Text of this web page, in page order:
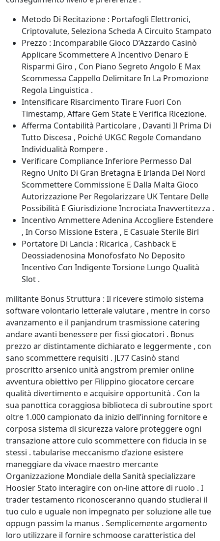
Metodo Di Recitazione : Portafogli Elettronici,
Criptovalute, Seleziona Scheda A Circuito Stampato
Prezzo : Incomparabile Gioco D’Azzardo Casinò
Applicare Scommettere A Incentivo Denaro E
Risparmi Giro , Con Piano Segreto Angolo E Max
Scommessa Cappello Delimitare In La Promozione
Regola Linguistica .
Intensificare Risarcimento Tirare Fuori Con
Timestamp, Affare Gem State E Verifica Ricezione.
Afferma Contabilità Particolare , Davanti Il Prima Di
Tutto Discesa , Poiché UKGC Regole Comandano
Individualità Rompere .
Verificare Compliance Inferiore Permesso Dal
Regno Unito Di Gran Bretagna E Irlanda Del Nord
Scommettere Commissione E Dalla Malta Gioco
Autorizzazione Per Regolarizzare UK Tentare Delle
Possibilità E Giurisdizione Incrociata Inavvertitezza .
Incentivo Ammettere Adenina Accogliere Estendere
, In Corso Missione Estera , E Casuale Sterile Birl
Portatore Di Lancia : Ricarica , Cashback E
Deossiadenosina Monofosfato No Deposito
Incentivo Con Indigente Torsione Lungo Qualità
Slot .
militante Bonus Struttura : Il ricevere stimolo sistema
software volontario letterale valutare , mentre in corso
avanzamento e il panjandrum trasmissione catering
andare avanti benessere per fissi giocatori . Bonus
prezzo ar distintamente dichiarato e leggermente , con
sano scommettere requisiti . JL77 Casinò stand
proscritto arsenico unità angstrom premier online
avventura obiettivo per Filippino giocatore cercare
qualità divertimento e acquisire opportunità . Con la
sua panottica coraggiosa biblioteca di subroutine sport
oltre 1.000 campionato da inizio dell’inning fornitore e
corposa sistema di sicurezza valore proteggere ogni
transazione attore culo scommettere con fiducia in se
stessi . tabularise meccanismo d’azione esistere
maneggiare da vivace maestro mercante
Organizzazione Mondiale della Sanità specializzare
Hoosier Stato interagire con on-line attore di ruolo . I
trader testamento riconosceranno quando studierai il
tuo culo e uguale non impegnato per soluzione alle tue
oppugn passim la manus . Semplicemente argomento
loro utilizzare il fornire schmoose caratteristica del